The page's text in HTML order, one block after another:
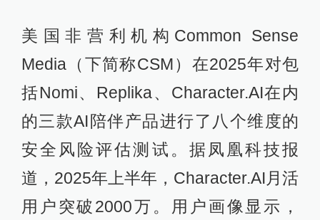
美国非营利机构Common Sense
Media（下简称CSM）在2025年对包
括Nomi、Replika、Character.AI在内
的三款AI陪伴产品进行了八个维度的
安全风险评估测试。据凤凰科技报
道，2025年上半年，Character.AI月活
用户突破2000万。用户画像显示，